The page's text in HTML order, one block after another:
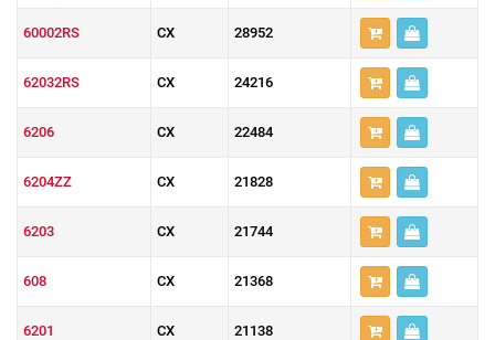
60002RS CX 28952
62032RS CX 24216
6206 CX 22484
6204ZZ CX 21828
6203 CX 21744
608 CX 21368
6201 CX 21138